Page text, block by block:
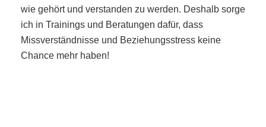
wie gehört und verstanden zu werden. Deshalb sorge
ich in Trainings und Beratungen dafür, dass
Missverständnisse und Beziehungsstress keine
Chance mehr haben!